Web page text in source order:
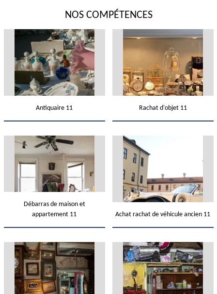
NOS COMPÉTENCES
Antiquaire 11 Rachat d'objet 11
Débarras de maison et
appartement 11
Achat rachat de véhicule ancien 11